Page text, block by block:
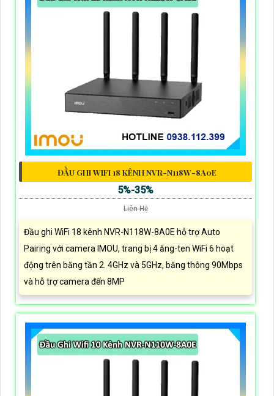
ĐẦU GHI WIFI 18 KÊNH NVR-N118W-8A0E
5%-35%
Liên Hệ
Đầu ghi WiFi 18 kênh NVR-N118W-8A0E hỗ trợ Auto
Pairing với camera IMOU, trang bị 4 ăng-ten WiFi 6 hoạt
động trên băng tần 2. 4GHz và 5GHz, băng thông 90Mbps
và hỗ trợ camera đến 8MP